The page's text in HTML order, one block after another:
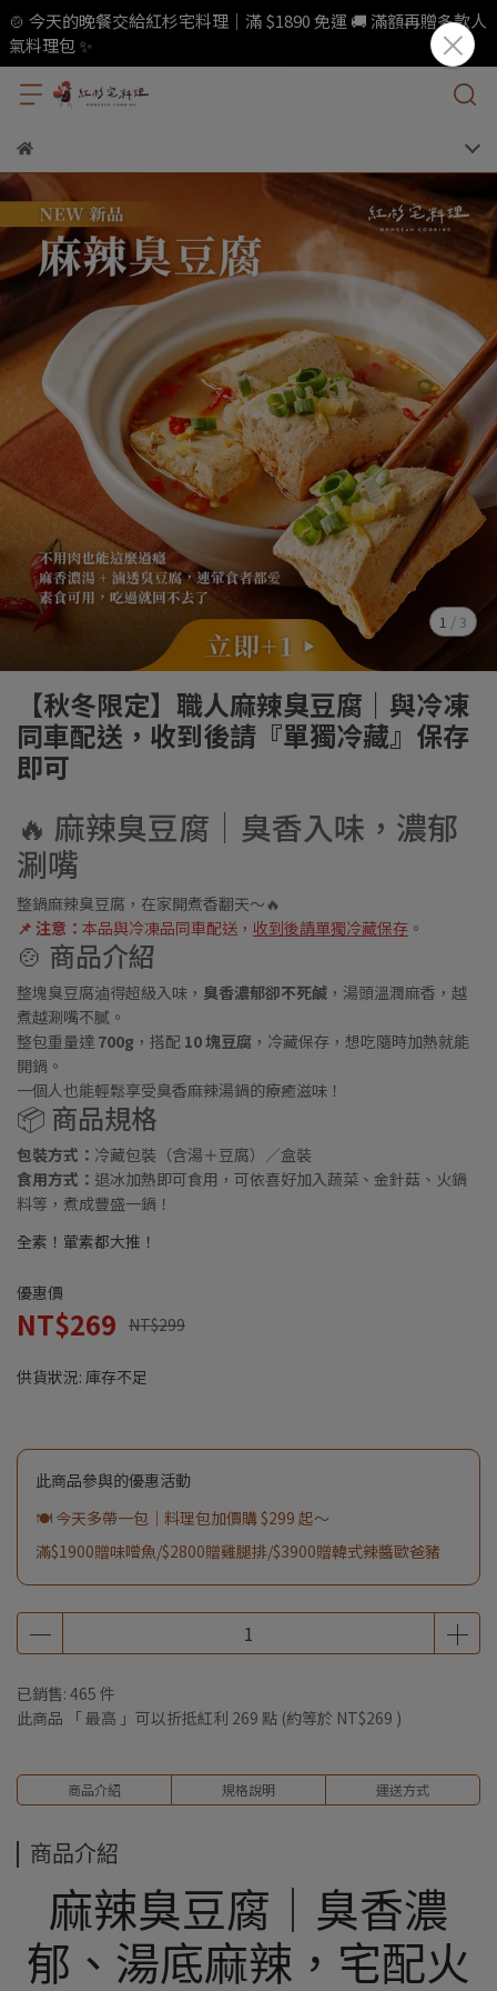
🍲 今天的晚餐交給紅杉宅料理｜滿 $1890 免運 🚚 滿額再贈多款人
氣料理包 ✨
1 / 3
【秋冬限定】職人麻辣臭豆腐｜與冷凍
同車配送，收到後請『單獨冷藏』保存
即可
🔥 麻辣臭豆腐｜臭香入味，濃郁
涮嘴
整鍋麻辣臭豆腐，在家開煮香翻天～🔥
📌 注意： 本品與冷凍品同車配送， 收到後請單獨冷藏保存 。
🍲 商品介紹
整塊臭豆腐滷得超級入味， 臭香濃郁卻不死鹹 ，湯頭溫潤麻香，越
煮越涮嘴不膩。
整包重量達 700g ，搭配 10 塊豆腐 ，冷藏保存，想吃隨時加熱就能
開鍋。
一個人也能輕鬆享受臭香麻辣湯鍋的療癒滋味！
📦 商品規格
包裝方式： 冷藏包裝（含湯＋豆腐）／盒裝
食用方式： 退冰加熱即可食用，可依喜好加入蔬菜、金針菇、火鍋
料等，煮成豐盛一鍋！
全素！葷素都大推！
優惠價
NT$269 NT$299
供貨狀況: 庫存不足
此商品參與的優惠活動
🍽️ 今天多帶一包｜料理包加價購 $299 起～
滿$1900贈味噌魚/$2800贈雞腿排/$3900贈韓式辣醬歐爸豬
已銷售: 465 件
此商品 「 最高 」可以折抵紅利 269 點 (約等於 NT$269 )
商品介紹 規格說明 運送方式
商品介紹
麻辣臭豆腐｜臭香濃
郁、湯底麻辣，宅配火